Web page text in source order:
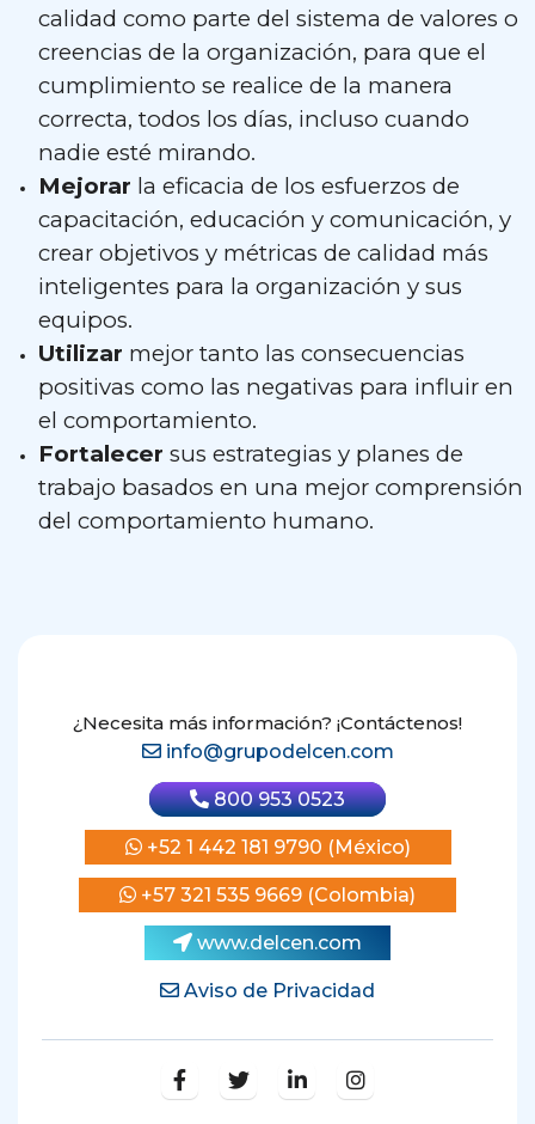
calidad como parte del sistema de valores o
creencias de la organización, para que el
cumplimiento se realice de la manera
correcta, todos los días, incluso cuando
nadie esté mirando.
Mejorar la eficacia de los esfuerzos de
capacitación, educación y comunicación, y
crear objetivos y métricas de calidad más
inteligentes para la organización y sus
equipos.
Utilizar mejor tanto las consecuencias
positivas como las negativas para influir en
el comportamiento.
Fortalecer sus estrategias y planes de
trabajo basados en una mejor comprensión
del comportamiento humano.
¿Necesita más información? ¡Contáctenos!
info@grupodelcen.com
800 953 0523
+52 1 442 181 9790 (México)
+57 321 535 9669 (Colombia)
www.delcen.com
Aviso de Privacidad